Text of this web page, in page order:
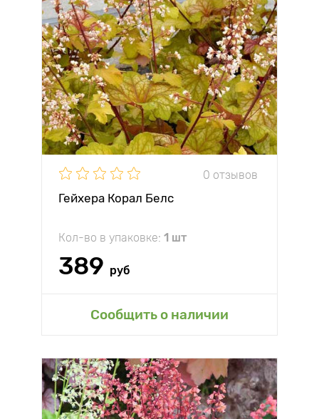
0 отзывов
Гейхера Корал Белс
Кол-во в упаковке: 1 шт
389 руб
Сообщить о наличии